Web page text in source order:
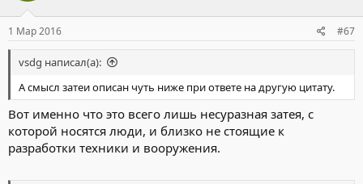
1 Мар 2016 #67
vsdg написал(а):
А смысл затеи описан чуть ниже при ответе на другую цитату.
Вот именно что это всего лишь несуразная затея, с
которой носятся люди, и близко не стоящие к
разработки техники и вооружения.